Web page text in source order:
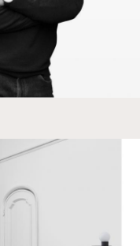
une allonge)
L 200